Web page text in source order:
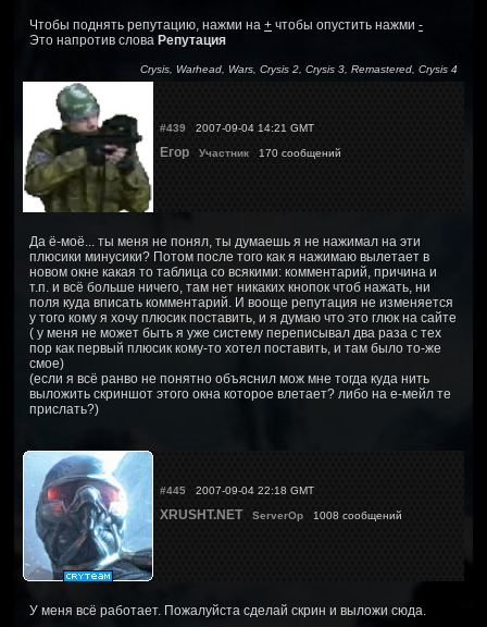
Чтобы поднять репутацию, нажми на + чтобы опустить нажми -
Это напротив слова Репутация
Crysis, Warhead, Wars, Crysis 2, Crysis 3, Remastered, Crysis 4
#439 2007-09-04 14:21 GMT
Егор Участник 170 сообщений
Да ё-моё... ты меня не понял, ты думаешь я не нажимал на эти
плюсики минусики? Потом после того как я нажимаю вылетает в
новом окне какая то таблица со всякими: комментарий, причина и
т.п. и всё больше ничего, там нет никаких кнопок чтоб нажать, ни
поля куда вписать комментарий. И вооще репутация не изменяется
у того кому я хочу плюсик поставить, и я думаю что это глюк на сайте
( у меня не может быть я уже систему переписывал два раза с тех
пор как первый плюсик кому-то хотел поставить, и там было то-же
смое)
(если я всё ранво не понятно объяснил мож мне тогда куда нить
выложить скриншот этого окна которое влетает? либо на е-мейл те
прислать?)
#445 2007-09-04 22:18 GMT
XRUSHT.NET ServerOp 1008 сообщений
У меня всё работает. Пожалуйста сделай скрин и выложи сюда.